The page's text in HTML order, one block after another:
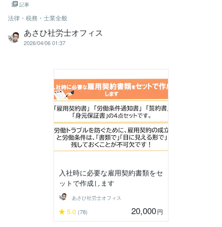
記事
法律・税務・士業全般
あさひ社労士オフィス
2026/04/06 01:37
入社時に必要な雇用契約書類をセ
ットで作成します
あさひ社労士オフィス
5.0 (78) 20,000円